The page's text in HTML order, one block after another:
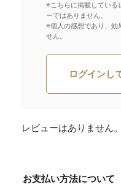
※こちらに掲載している
ーではありません。
※個人の感想であり、効
せん。
ログインし
レビューはありません。
お支払い方法について